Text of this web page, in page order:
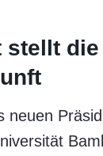
die
neuen